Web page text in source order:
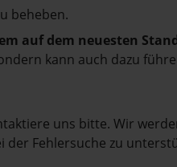
beheben.
auf dem neuesten
kann auch dazu
uns bitte. Wir
der Fehlersuche zu